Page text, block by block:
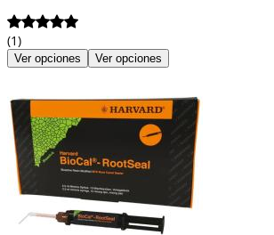
(1)
Ver opciones Ver opciones